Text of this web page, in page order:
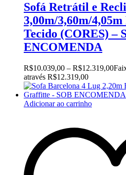
Sofá Retrátil e
3,00m/3,60m/
Tecido (CORES) –
ENCOMENDA
R$10.039,00 – R$12.319,00
através R$12.319,00
Adicionar ao carrinho